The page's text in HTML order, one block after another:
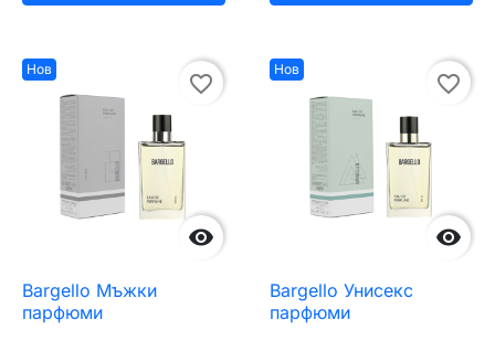
Нов

favorite_border
Bargello Мъжки
парфюми
Нов

favorite_border
Bargello Унисекс
парфюми